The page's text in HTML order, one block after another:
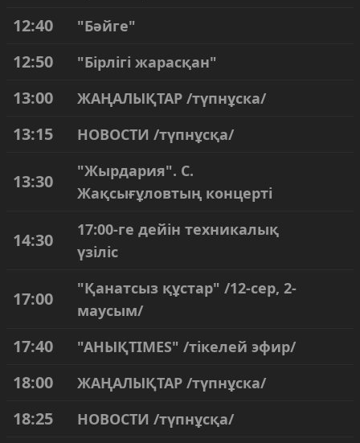
12:40 "Бәйге"
12:50 "Бірлігі жарасқан"
13:00 ЖАҢАЛЫҚТАР /түпнұска/
13:15 НОВОСТИ /түпнұсқа/
13:30
"Жырдария". С.
Жақсығұловтың концерті
14:30
17:00-ге дейін техникалық
үзіліс
17:00
"Қанатсыз құстар" /12-сер, 2-
маусым/
17:40 "АНЫҚTIMES" /тікелей эфир/
18:00 ЖАҢАЛЫҚТАР /түпнұска/
18:25 НОВОСТИ /түпнұсқа/